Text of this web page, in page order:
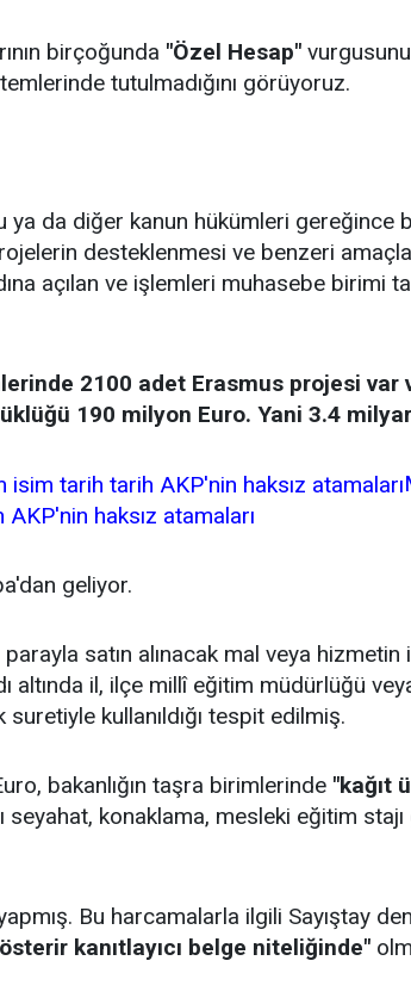
birçoğunda "Özel Hesap"
tutulmadığını görüyoruz.
ya da diğer kanun hükümleri gereğince
desteklenmesi ve benzeri
açılan ve işlemleri muhasebe birimi
2100 adet Erasmus projesi var
190 milyon Euro. Yani 3.4
haksız atamaları
geliyor.
satın alınacak mal veya hizmetin
altında il, ilçe millî eğitim müdürlüğü
kullanıldığı tespit edilmiş.
bakanlığın taşra birimlerinde "kağıt
seyahat, konaklama, mesleki eğitim
Bu harcamalarla ilgili Sayıştay
kanıtlayıcı belge niteliğinde"